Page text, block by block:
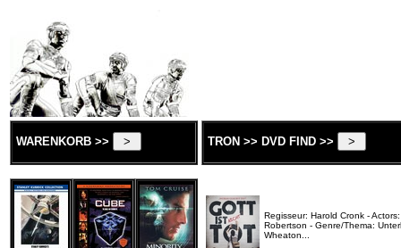
WARENKORB >> TRON >> DVD FIND >>
Regisseur: Harold Cronk -
Robertson - Genre/Thema:
Wheaton...